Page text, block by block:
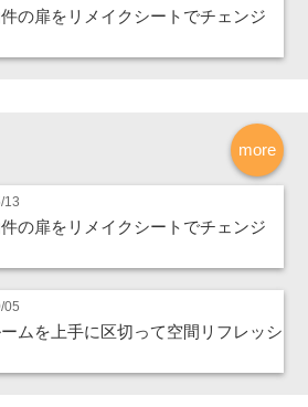
の扉をリメイクシートでチェンジ
more
13
の扉をリメイクシートでチェンジ
05
ムを上手に区切って空間リフレッシ